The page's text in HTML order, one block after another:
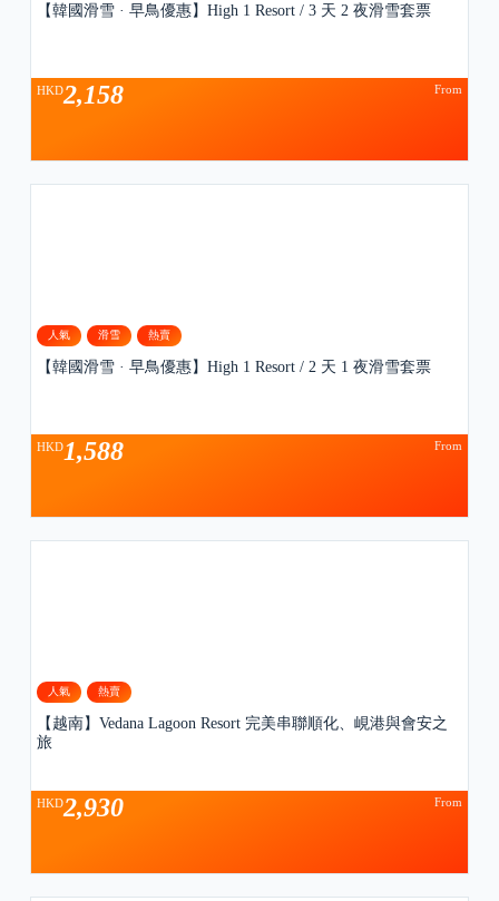
【韓國滑雪 · 早鳥優惠】High 1 Resort / 3 天 2 夜滑雪套票
From
HKD2,158
人氣 滑雪 熱賣
【韓國滑雪 · 早鳥優惠】High 1 Resort / 2 天 1 夜滑雪套票
From
HKD1,588
人氣 熱賣
【越南】Vedana Lagoon Resort 完美串聯順化、峴港與會安之
旅
From
HKD2,930